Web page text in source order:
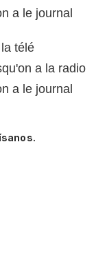
a le journal
télé
a la radio
a le journal